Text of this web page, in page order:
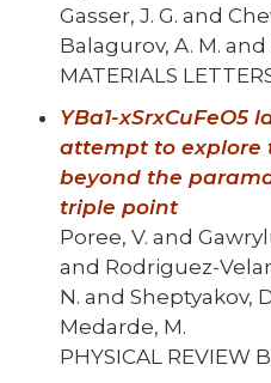
Gasser, J. G. and
Balagurov, A. M. and
MATERIALS
YBa1-xSrxCuFeO5
attempt to explore
beyond the
triple point
Poree, V. and
and Rodriguez-
N. and Sheptyakov,
Medarde, M.
PHYSICAL REVIEW B